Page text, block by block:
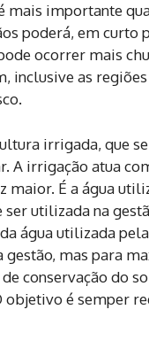
mais importante
poderá, em curto
ocorrer mais
inclusive as
irrigada, que
A irrigação atua
maior. É a água
utilizada na
água utilizada
gestão, mas para
conservação do
é semper